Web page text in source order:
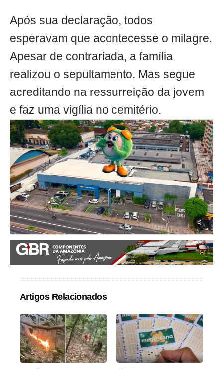
Após sua declaração, todos
esperavam que acontecesse o milagre.
Apesar de contrariada, a família
realizou o sepultamento. Mas segue
acreditando na ressurreição da jovem
e faz uma vigília no cemitério.
Artigos Relacionados